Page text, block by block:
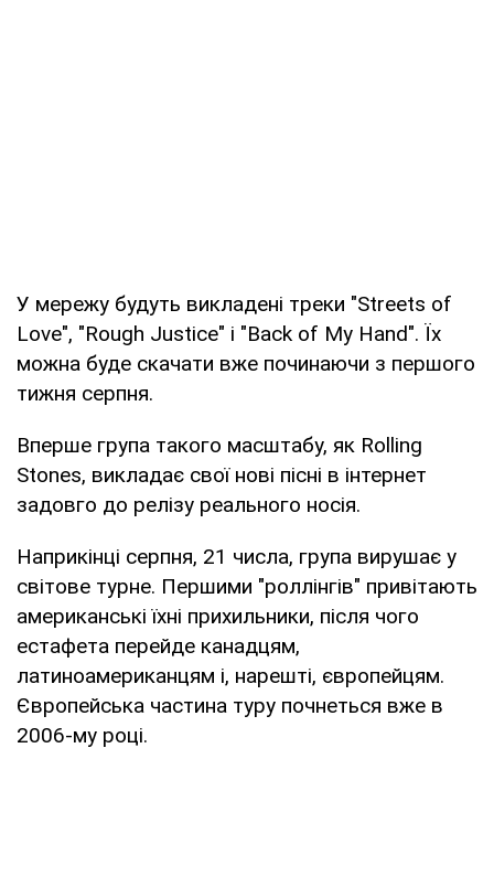
У мережу будуть викладені треки "Streets of
Love", "Rough Justice" і "Back of My Hand". Їх
можна буде скачати вже починаючи з першого
тижня серпня.
Вперше група такого масштабу, як Rolling
Stones, викладає свої нові пісні в інтернет
задовго до релізу реального носія.
Наприкінці серпня, 21 числа, група вирушає у
світове турне. Першими "роллінгів" привітають
американські їхні прихильники, після чого
естафета перейде канадцям,
латиноамериканцям і, нарешті, європейцям.
Європейська частина туру почнеться вже в
2006-му році.